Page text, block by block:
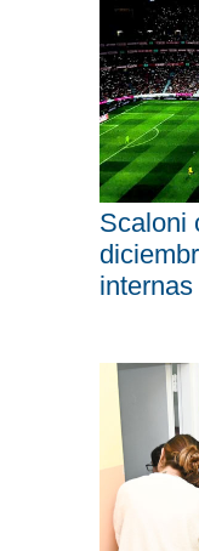
Scaloni
internas